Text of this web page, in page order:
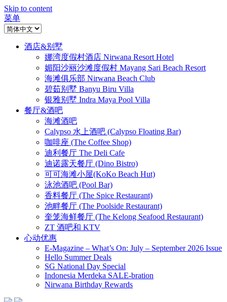
Skip to content
菜单
酒店&别墅
娜湾度假村酒店 Nirwana Resort Hotel
媚阳沙丽沙滩度假村 Mayang Sari Beach Resort
海滩俱乐部 Nirwana Beach Club
碧茹别墅 Banyu Biru Villa
银雅别墅 Indra Maya Pool Villa
餐厅&酒吧
海滩酒吧
Calypso 水上酒吧 (Calypso Floating Bar)
咖啡座 (The Coffee Shop)
迪利餐厅 The Deli Cafe
迪诺露天餐厅 (Dino Bistro)
可可海滩小屋(KoKo Beach Hut)
泳池酒吧 (Pool Bar)
香料餐厅 (The Spice Restaurant)
池畔餐厅 (The Poolside Restaurant)
奎笼海鲜餐厅 (The Kelong Seafood Restaurant)
ZT 酒吧和 KTV
心动优惠
E-Magazine – What’s On: July – September 2026 Issue
Hello Summer Deals
SG National Day Special
Indonesia Merdeka SALE-bration
Nirwana Birthday Rewards